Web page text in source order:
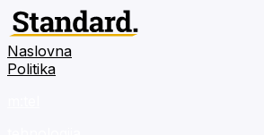
Naslovna
Politika